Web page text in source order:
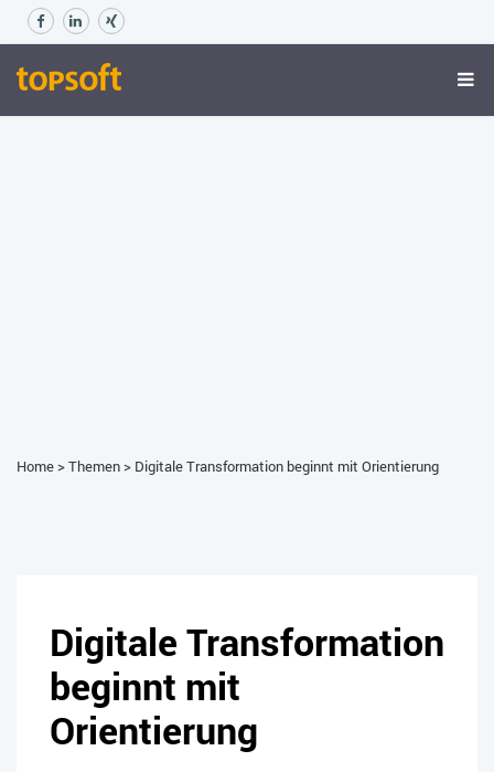
Home>Themen> Digitale Transformation beginnt mit Orientierung
Digitale Transformation
beginnt mit
Orientierung